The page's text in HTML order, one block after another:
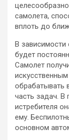
самолета,
вплоть до
В зависимости
будет
Самолет
обрабатывать
часть задач. В
истребителя
ему.
основном